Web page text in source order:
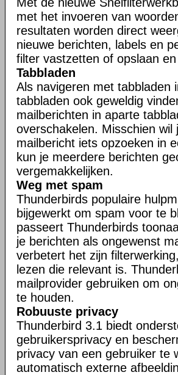
met het invoeren van
resultaten worden direct
nieuwe berichten, labels en
filter vastzetten of opslaan
Tabbladen
Als navigeren met tabbladen
tabbladen ook geweldig
mailberichten in aparte
overschakelen. Misschien
mailbericht iets opzoeken in
kun je meerdere berichten
vergemakkelijken.
Weg met spam
Thunderbirds populaire
bijgewerkt om spam voor te
passeert Thunderbirds
je berichten als ongewenst
verbetert het zijn
lezen die relevant is.
mailprovider gebruiken om
te houden.
Robuuste privacy
Thunderbird 3.1 biedt
gebruikersprivacy en
privacy van een gebruiker te
automatisch externe